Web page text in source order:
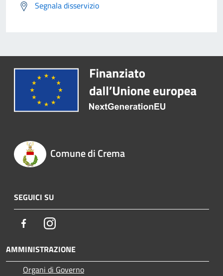
Segnala disservizio
Comune di Crema
SEGUICI SU
FacebookInstagram
AMMINISTRAZIONE
Organi di Governo